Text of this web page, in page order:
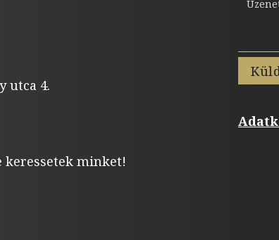
utca 4.
keressetek minket!